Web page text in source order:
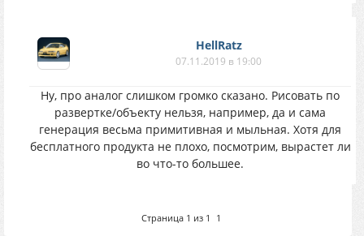
HellRatz
07.11.2019 в 19:00
Ну, про аналог слишком громко сказано. Рисовать по
развертке/объекту нельзя, например, да и сама
генерация весьма примитивная и мыльная. Хотя для
бесплатного продукта не плохо, посмотрим, вырастет ли
во что-то большее.
Страница 1 из 1 1